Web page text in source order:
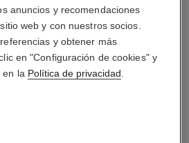
anuncios y recomendaciones
web y con nuestros socios.
y obtener más
en "Configuración de cookies" y
en la Política de privacidad